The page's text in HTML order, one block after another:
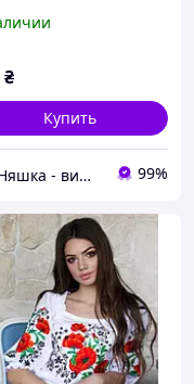
синяя
₴
Купить
Ум-Няшка - вишиванки для всієї сім'ї та дитячий одяг 99%